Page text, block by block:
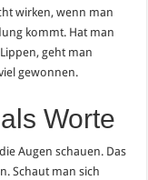
wirken, wenn man
kommt. Hat man
geht man
gewonnen.
Worte
Augen schauen. Das
Schaut man sich